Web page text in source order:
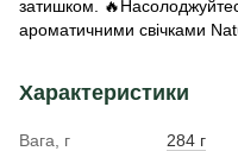
затишком.
ароматичними свічками
Характеристики
Вага, г
284 г